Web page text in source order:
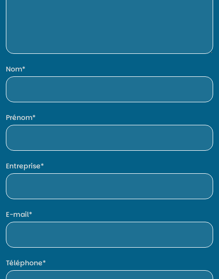
Nom
Prénom
Entreprise
E-mail
Téléphone